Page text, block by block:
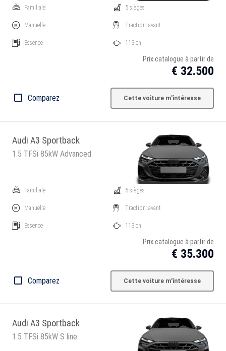
Familiale
Manuelle
Essence
5 sièges
Traction: avant
113 ch
Prix catalogue à partir de
€ 32.500
Comparez Cette voiture m'intéresse
Audi A3 Sportback
1.5 TFSi 85kW Advanced
Familiale
Manuelle
Essence
5 sièges
Traction: avant
113 ch
Prix catalogue à partir de
€ 35.300
Comparez Cette voiture m'intéresse
Audi A3 Sportback
1.5 TFSi 85kW S line